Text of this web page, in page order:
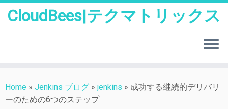
to
content
CloudBees|テクマトリックス
Home » Jenkins ブログ » jenkins » 成功する継続的デリバリ
ーのための6つのステップ